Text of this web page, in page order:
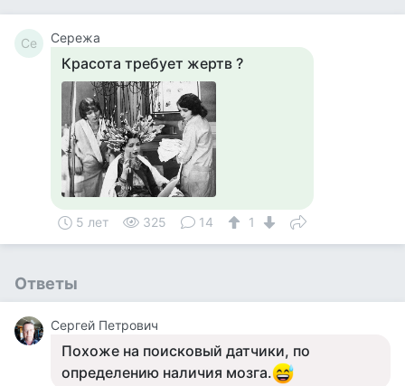
Се Сережа
Красота требует жертв ?
5 лет 325 14 1
Ответы
Сергей Петрович
Похоже на поисковый датчики, по
определению наличия мозга.